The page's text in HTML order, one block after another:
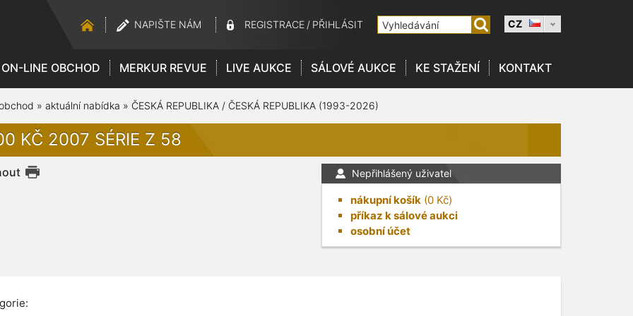
NAPIŠTE NÁM REGISTRACE / PŘIHLÁSIT CZ
ON-LINE OBCHOD MERKUR REVUE LIVE AUKCE SÁLOVÉ AUKCE KE STAŽENÍ KONTAKT
» aktuální nabídka » ČESKÁ REPUBLIKA / ČESKÁ REPUBLIKA (1993-2026)
KČ 2007 SÉRIE Z 58
Nepřihlášený uživatel
nákupní košík (0 Kč)
příkaz k sálové aukci
osobní účet